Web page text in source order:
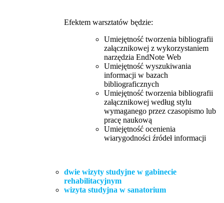
Efektem warsztatów będzie:
Umiejętność tworzenia bibliografii
załącznikowej z wykorzystaniem
narzędzia EndNote Web
Umiejętność wyszukiwania
informacji w bazach
bibliograficznych
Umiejętność tworzenia bibliografii
załącznikowej według stylu
wymaganego przez czasopismo lub
pracę naukową
Umiejętność ocenienia
wiarygodności źródeł informacji
dwie wizyty studyjne w gabinecie
rehabilitacyjnym
wizyta studyjna w sanatorium